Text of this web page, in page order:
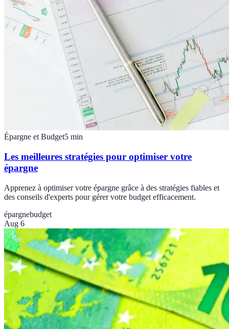
Épargne et Budget5 min
Les meilleures stratégies pour optimiser votre
épargne
Apprenez à optimiser votre épargne grâce à des stratégies fiables et
des conseils d'experts pour gérer votre budget efficacement.
épargnebudget
Aug 6